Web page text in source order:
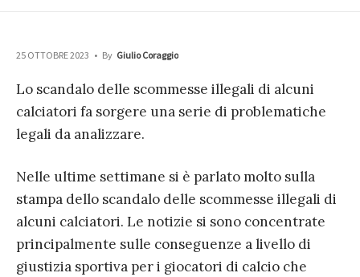
25 OTTOBRE 2023 • By Giulio Coraggio
Lo scandalo delle scommesse illegali di alcuni
calciatori fa sorgere una serie di problematiche
legali da analizzare.
Nelle ultime settimane si è parlato molto sulla
stampa dello scandalo delle scommesse illegali di
alcuni calciatori. Le notizie si sono concentrate
principalmente sulle conseguenze a livello di
giustizia sportiva per i giocatori di calcio che